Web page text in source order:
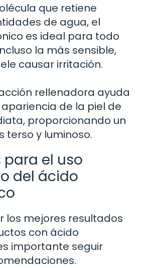
que retiene
de agua, el
es ideal para todo
la más sensible,
causar irritación.
rellenadora ayuda
de la piel de
proporcionando un
terso y luminoso.
para el uso
del ácido
los mejores resultados
con ácido
importante seguir